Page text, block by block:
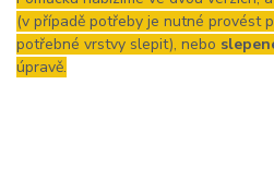
(v případě potřeby je nutné provést
potřebné vrstvy slepit), nebo
úpravě.